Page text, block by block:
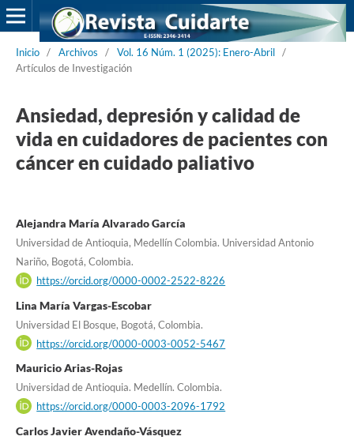
Inicio / Archivos / Vol. 16 Núm. 1 (2025): Enero-Abril /
Artículos de Investigación
Ansiedad, depresión y calidad de
vida en cuidadores de pacientes con
cáncer en cuidado paliativo
Alejandra María Alvarado García
Universidad de Antioquia, Medellín Colombia. Universidad Antonio
Nariño, Bogotá, Colombia.
https://orcid.org/0000-0002-2522-8226
Lina María Vargas-Escobar
Universidad El Bosque, Bogotá, Colombia.
https://orcid.org/0000-0003-0052-5467
Mauricio Arias-Rojas
Universidad de Antioquia. Medellín. Colombia.
https://orcid.org/0000-0003-2096-1792
Carlos Javier Avendaño-Vásquez